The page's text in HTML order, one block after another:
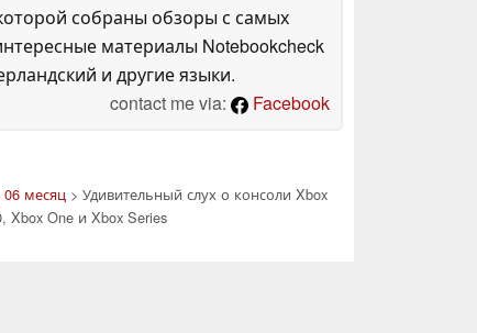
собраны обзоры с самых
материалы Notebookcheck
и другие языки.
contact me via:
Facebook
06 месяц> Удивительный слух о консоли Xbox
One и Xbox Series